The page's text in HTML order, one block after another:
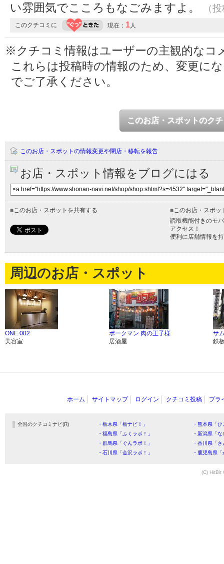
い雰囲気でこころもなごみますよ。
（
このクチコミに 現在： 1 人
※クチコミ情報はユーザーの主観的なコ
これらは投稿時の情報のため、変更に
でご了承ください。
このお店・スポットのク
このお店・スポットの情報変更や閉店・移転を報告
お店・スポット情報をブログにはる
■ このお店・スポットを共有する ■ このお店・スポ
読取機能付きのモ
アクセス！
便利に店舗情報を
周辺のお店・スポット
ONE 002
美容室
ポークマン 肉の王子様
居酒屋
サ
鉄
ホーム サイトマップ ログイン クチコミ投稿 プラ
全国のクチコミナビ(R) ・栃木県「栃ナビ！」
・熊本県「
・福島県「ふくラボ！」
・新潟県「
・群馬県「ぐんラボ！」
・香川県「
・石川県「金沢ラボ！」
・鹿児島県
(C) HitBit